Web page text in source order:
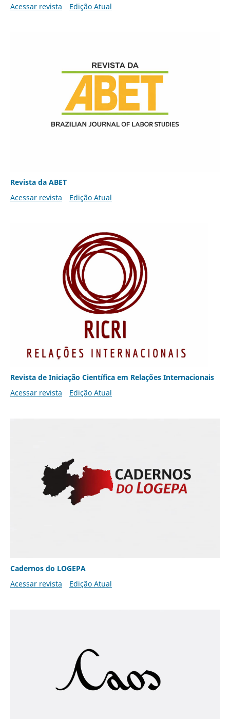
Acessar revista Edição Atual
Revista da ABET
Acessar revista
Edição Atual
Revista de Iniciação Científica em Relações Internacionais
Acessar revista
Edição Atual
Cadernos do LOGEPA
Acessar revista
Edição Atual